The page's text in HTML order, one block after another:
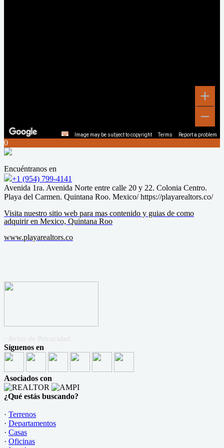
Image may be subject to copyright Terms Report a problem
0
Encuéntranos en
+1 (954) 799-4141
Avenida 1ra. Avenida Norte entre calle 20 y 22. Colonia Centro.
Playa del Carmen. Quintana Roo. Mexico/ https://playarealtors.co/
Visita nuestro sitio web para mas contenido y guias de como
adquirir en Mexico, Quintana Roo
www.playarealtors.co
· Aviso de Privacidad
Síguenos en
Asociados con
¿Qué estás buscando?
· Terrenos
· Departamentos
· Casas
· Oficinas